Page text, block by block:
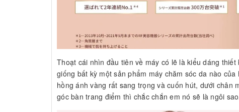
Thoạt cái nhìn đầu tiên về máy có lẽ là kiểu dáng
giống bất kỳ một sản phẩm máy chăm sóc da nào
hồng ánh vàng rất sang trọng và cuốn hút, dưới chân
góc bàn trang điểm thì chắc chắn em nó sẽ là ngôi